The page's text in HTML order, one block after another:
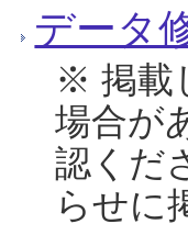
データ
※ 掲載
場合が
認くだ
らせに